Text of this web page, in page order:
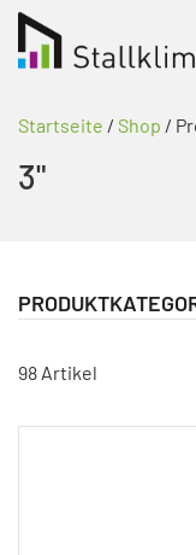
Startseite / Shop /
3"
98 Artikel